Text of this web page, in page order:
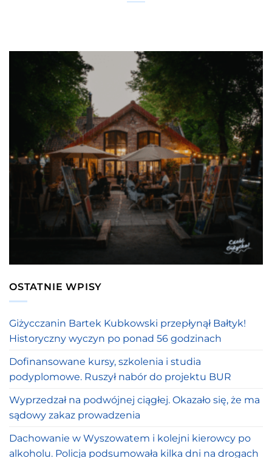
OSTATNIE WPISY
Giżycczanin Bartek Kubkowski przepłynął Bałtyk!
Historyczny wyczyn po ponad 56 godzinach
Dofinansowane kursy, szkolenia i studia
podyplomowe. Ruszył nabór do projektu BUR
Wyprzedzał na podwójnej ciągłej. Okazało się, że ma
sądowy zakaz prowadzenia
Dachowanie w Wyszowatem i kolejni kierowcy po
alkoholu. Policja podsumowała kilka dni na drogach